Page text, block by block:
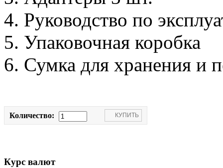
4. Руководство по
5. Упаковочная коробка
6. Сумка для хранения и
Количество:
Курс валют